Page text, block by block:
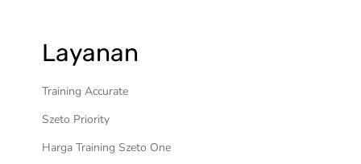
Layanan
Training Accurate
Szeto Priority
Harga Training Szeto One